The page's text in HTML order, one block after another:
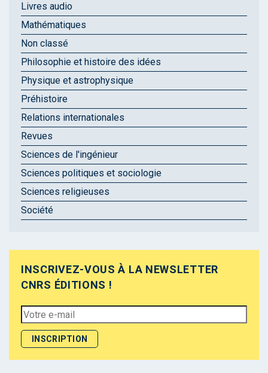
Livres audio
Mathématiques
Non classé
Philosophie et histoire des idées
Physique et astrophysique
Préhistoire
Relations internationales
Revues
Sciences de l'ingénieur
Sciences politiques et sociologie
Sciences religieuses
Société
INSCRIVEZ-VOUS À LA NEWSLETTER
CNRS ÉDITIONS !